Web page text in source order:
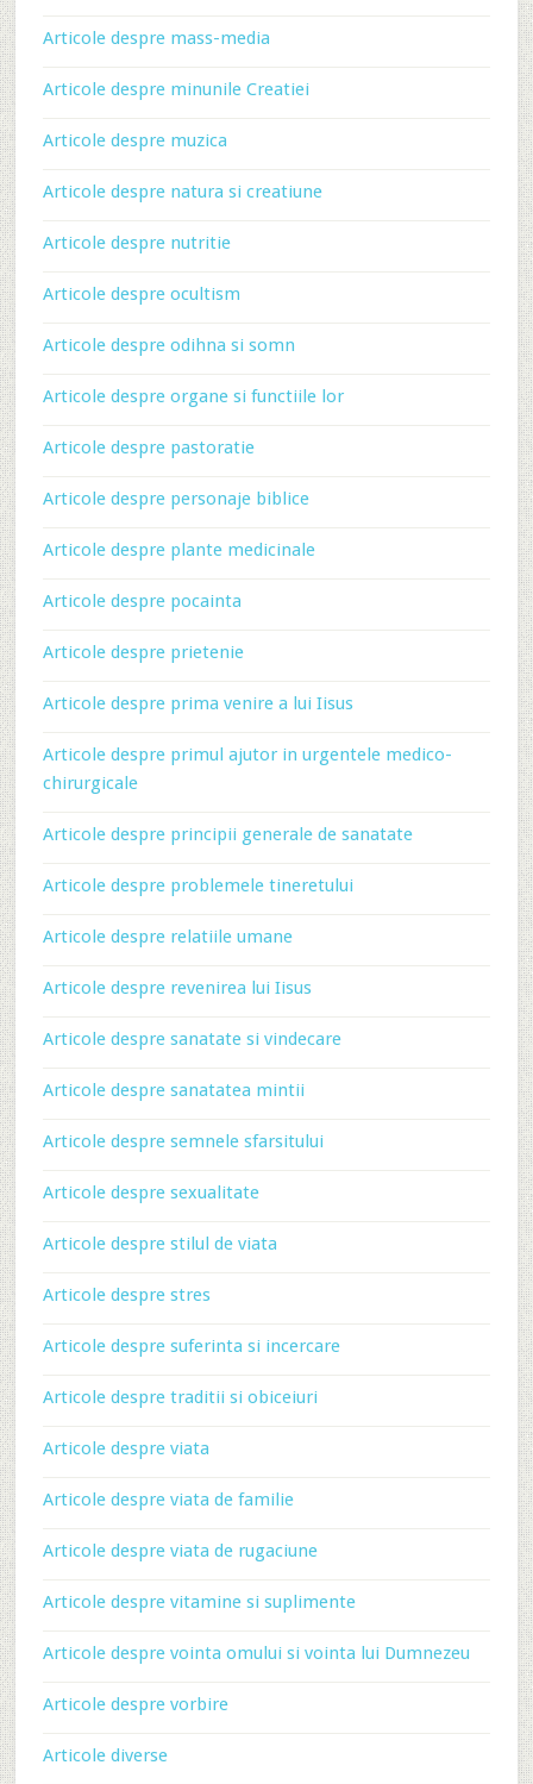
Articole despre mass-media
Articole despre minunile Creatiei
Articole despre muzica
Articole despre natura si creatiune
Articole despre nutritie
Articole despre ocultism
Articole despre odihna si somn
Articole despre organe si functiile lor
Articole despre pastoratie
Articole despre personaje biblice
Articole despre plante medicinale
Articole despre pocainta
Articole despre prietenie
Articole despre prima venire a lui Iisus
Articole despre primul ajutor in urgentele medico-
chirurgicale
Articole despre principii generale de sanatate
Articole despre problemele tineretului
Articole despre relatiile umane
Articole despre revenirea lui Iisus
Articole despre sanatate si vindecare
Articole despre sanatatea mintii
Articole despre semnele sfarsitului
Articole despre sexualitate
Articole despre stilul de viata
Articole despre stres
Articole despre suferinta si incercare
Articole despre traditii si obiceiuri
Articole despre viata
Articole despre viata de familie
Articole despre viata de rugaciune
Articole despre vitamine si suplimente
Articole despre vointa omului si vointa lui Dumnezeu
Articole despre vorbire
Articole diverse